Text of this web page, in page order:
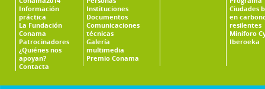
Información
práctica
La Fundación
Conama
Patrocinadores
¿Quiénes nos
apoyan?
Contacta
Instituciones
Documentos
Comunicaciones
técnicas
Galería
multimedia
Premio Conama
Ciudades
en
resilentes
Miniforo
Iberoeka